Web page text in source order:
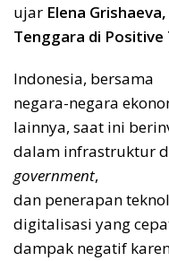
ujar Elena
Tenggara di Positive
Indonesia, bersama
negara-negara
lainnya, saat ini
dalam infrastruktur
government,
dan penerapan
digitalisasi yang
dampak negatif